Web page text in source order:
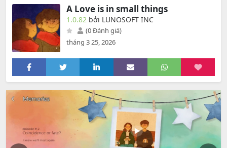
A Love is in small things
1.0.82 bởi LUNOSOFT INC
(0 Đánh giá)
tháng 3 25, 2026